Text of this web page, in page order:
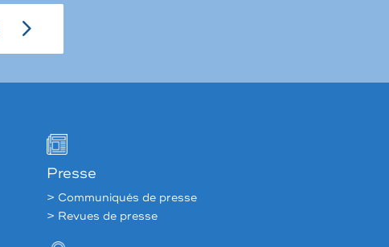
Presse
> Communiqués de presse
> Revues de presse